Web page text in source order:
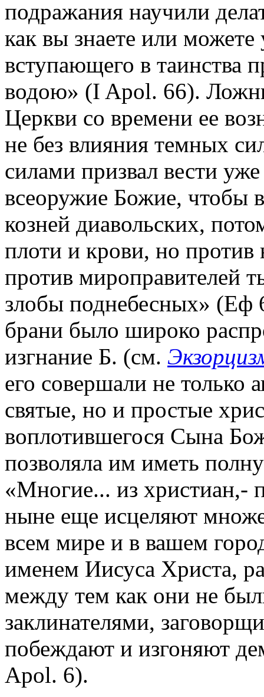
подражания научили
как вы знаете или
вступающего в таинства
водою» (I Apol. 66).
Церкви со времени ее
не без влияния темных
силами призвал вести
всеоружие Божие, чтобы
козней диавольских,
плоти и крови, но против
против мироправителей
злобы поднебесных» (Еф
брани было широко
изгнание Б. (см.
его совершали не только
святые, но и простые
воплотившегося Сына
позволяла им иметь
«Многие... из христиан,-
ныне еще исцеляют
всем мире и в вашем
именем Иисуса Христа,
между тем как они не
заклинателями,
побеждают и изгоняют
Apol. 6).